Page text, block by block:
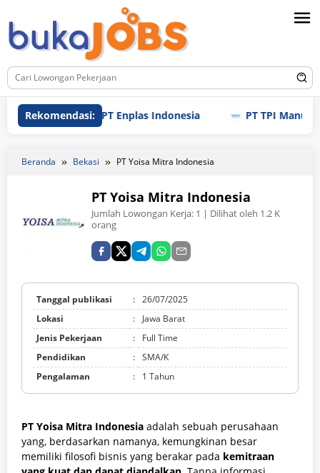
ke
konten
Rekomendasi:PT Enplas Indonesia PT TPI
Beranda Bekasi PT Yoisa Mitra Indonesia
PT Yoisa Mitra Indonesia
Jumlah Lowongan Kerja: 1 | Dilihat oleh 1.2 K
orang
Tanggal publikasi : 26/07/2025
Lokasi
:
Jawa Barat
Jenis Pekerjaan
:
Full Time
Pendidikan
: SMA/K
Pengalaman
: 1 Tahun
PT Yoisa Mitra Indonesia adalah sebuah perusahaan
yang, berdasarkan namanya, kemungkinan besar
memiliki filosofi bisnis yang berakar pada kemitraan